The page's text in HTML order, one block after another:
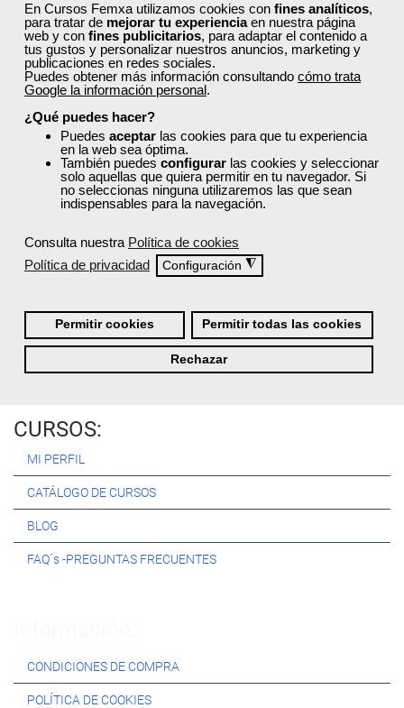
En Cursos Femxa utilizamos cookies con fines analíticos,
para tratar de mejorar tu experienciaen nuestra página
web y con fines publicitarios, para adaptar el contenido a
tus gustos y personalizar nuestros anuncios, marketing y
publicaciones en redes sociales.
Puedes obtener más información consultando cómo trata
Google la información personal.
¿Qué puedes hacer?
Puedes aceptar las cookies para que tu experiencia
en la web sea óptima.
También puedes configurar las cookies y seleccionar
solo aquellas que quiera permitir en tu navegador. Si
no seleccionas ninguna utilizaremos las que sean
indispensables para la navegación.
Consulta nuestra Política de cookies
Política de privacidad
Configuración ◮
Permitir cookies Permitir todas las cookies
Rechazar
Términos y condiciones
He leído y acepto la Política de Privacidad
Registrarse
Quiénes Somos:
Especialistas en consultoría y formación para el empleo
Nuestro objetivo diario es, única y exclusivamente, ayudarte a
conseguir tus metas profesionales ofreciéndote los mejores
CURSOS:
MI PERFIL
CATÁLOGO DE CURSOS
BLOG
FAQ´s -PREGUNTAS FRECUENTES
CONDICIONES DE COMPRA
POLÍTICA DE COOKIES